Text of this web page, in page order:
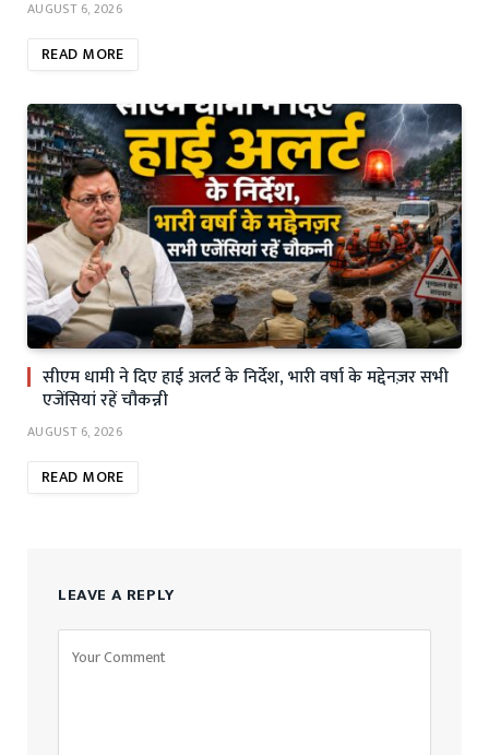
AUGUST 6, 2026
READ MORE
सीएम धामी ने दिए हाई अलर्ट के निर्देश, भारी वर्षा के मद्देनज़र सभी
एजेंसियां रहें चौकन्नी
AUGUST 6, 2026
READ MORE
LEAVE A REPLY